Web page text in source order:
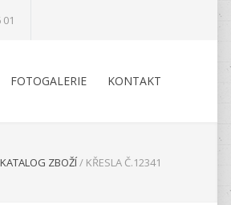
FOTOGALERIE KONTAKT
KATALOG ZBOŽÍ/ KŘESLA Č.12341